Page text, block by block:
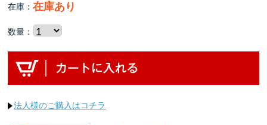
在庫：在庫あり
数量：
法人様のご購入はコチラ